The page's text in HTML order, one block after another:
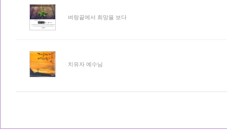
벼랑끝에서 희망을 보다
치유자 예수님